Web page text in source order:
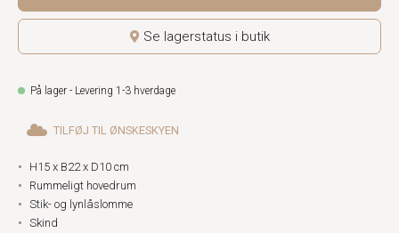
Se lagerstatus i butik
På lager - Levering 1-3 hverdage
TILFØJ TIL ØNSKESKYEN
H15 x B22 x D10 cm
Rummeligt hovedrum
Stik- og lynlåslomme
Skind